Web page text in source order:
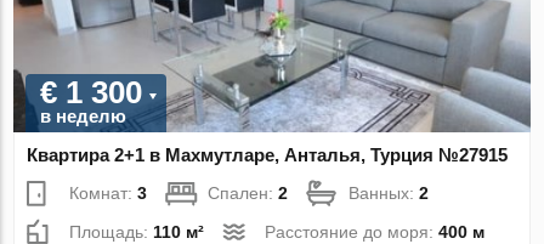
€ 1 300
в неделю
Квартира 2+1 в Махмутларе, Анталья, Турция №27915
Комнат:3 Спален:2 Ванных:2
Площадь:110 м² Расстояние до моря:400 м